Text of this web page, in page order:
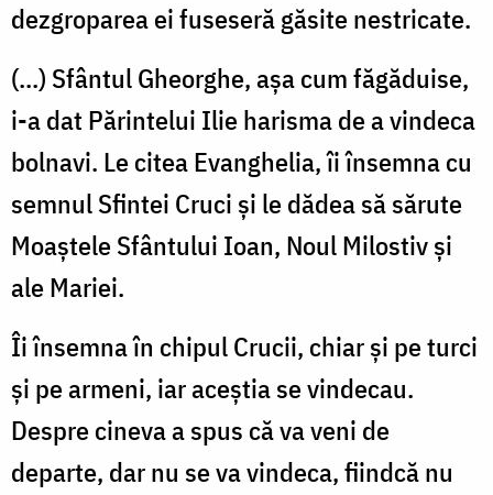
dezgroparea ei fuseseră găsite nestricate.
(...) Sfântul Gheorghe, aşa cum făgăduise,
i-a dat Părintelui Ilie harisma de a vindeca
bolnavi. Le citea Evanghelia, îi însemna cu
semnul Sfintei Cruci şi le dădea să sărute
Moaştele Sfântului Ioan, Noul Milostiv şi
ale Mariei.
Îi însemna în chipul Crucii, chiar şi pe turci
şi pe armeni, iar aceştia se vindecau.
Despre cineva a spus că va veni de
departe, dar nu se va vindeca, fiindcă nu